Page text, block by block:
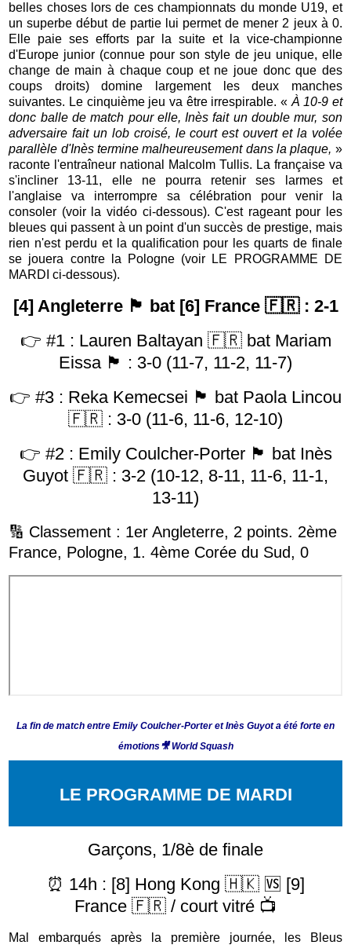
belles choses lors de ces championnats du monde U19, et
un superbe début de partie lui permet de mener 2 jeux à 0.
Elle paie ses efforts par la suite et la vice-championne
d'Europe junior (connue pour son style de jeu unique, elle
change de main à chaque coup et ne joue donc que des
coups droits) domine largement les deux manches
suivantes. Le cinquième jeu va être irrespirable. « À 10-9 et
donc balle de match pour elle, Inès fait un double mur, son
adversaire fait un lob croisé, le court est ouvert et la volée
parallèle d'Inès termine malheureusement dans la plaque, »
raconte l'entraîneur national Malcolm Tullis. La française va
s'incliner 13-11, elle ne pourra retenir ses larmes et
l'anglaise va interrompre sa célébration pour venir la
consoler (voir la vidéo ci-dessous). C'est rageant pour les
bleues qui passent à un point d'un succès de prestige, mais
rien n'est perdu et la qualification pour les quarts de finale
se jouera contre la Pologne (voir LE PROGRAMME DE
MARDI ci-dessous).
[4] Angleterre 🏴󠁧󠁢󠁥󠁮󠁧󠁿 bat [6] France 🇫🇷 : 2-1
👉 #1 : Lauren Baltayan 🇫🇷 bat Mariam
Eissa 🏴󠁧󠁢󠁥󠁮󠁧󠁿 : 3-0 (11-7, 11-2, 11-7)
👉 #3 : Reka Kemecsei 🏴󠁧󠁢󠁥󠁮󠁧󠁿 bat Paola Lincou
🇫🇷 : 3-0 (11-6, 11-6, 12-10)
👉 #2 : Emily Coulcher-Porter 🏴󠁧󠁢󠁥󠁮󠁧󠁿 bat Inès
Guyot 🇫🇷 : 3-2 (10-12, 8-11, 11-6, 11-1,
13-11)
🔢 Classement : 1erAngleterre, 2 points. 2ème
France, Pologne, 1. 4ème Corée du Sud, 0
La fin de match entre Emily Coulcher-Porter et Inès Guyot a été forte en
émotions🎥World Squash
LE PROGRAMME DE MARDI
Garçons, 1/8è de finale
⏰ 14h : [8] Hong Kong 🇭🇰 🆚 [9]
France 🇫🇷 / court vitré 📺
Mal embarqués après la première journée, les Bleus